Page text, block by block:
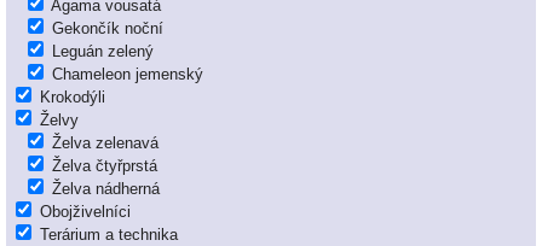
Agama vousatá
Gekončík noční
Leguán zelený
Chameleon jemenský
Krokodýli
Želvy
Želva zelenavá
Želva čtyřprstá
Želva nádherná
Obojživelníci
Terárium a technika